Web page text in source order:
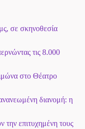
σε σκηνοθεσία
τις 8.000
στο Θέατρο
διανομή: η
την επιτυχημένη τους